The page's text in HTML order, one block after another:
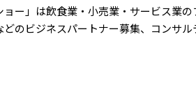
ョー」は飲食業・小売業・サービス業
のビジネスパートナー募集、コンサ